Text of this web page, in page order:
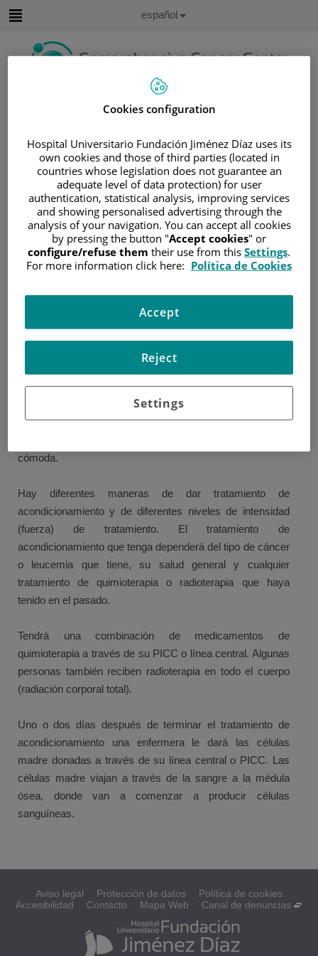
contenido
Buscar
Selector
de
idioma
Idioma
Español
Inicio/ÁREA DEL PACIENTE
/SOBRE EL CÁNCER
/INFORMACIÓN Y SOPORTE AL PACIENTE
/INFORMACIÓN GENERAL/TRATAMIENTO
TRASPLANTE DE CÉLULAS MADRE Y
MÉDULA ÓSEA
/TRASPLANTE ALOGÉNICO
Lo que conlleva el tratamiento
Antes de un trasplante de células madre de un donante, se
células del donante. Esto se conoce como tratamiento de
acondicionamiento. Va a ir al hospital alrededor de una
semana antes de la fecha del trasplante. Se le dará
cómoda.
Hay diferentes maneras de dar tratamiento de
acondicionamiento y de diferentes niveles de intensidad
(fuerza) de tratamiento. El tratamiento de
acondicionamiento que tenga dependerá del tipo de cáncer
o leucemia que tiene, su salud general y cualquier
tratamiento de quimioterapia o radioterapia que haya
tenido en el pasado.
Tendrá una combinación de medicamentos de
quimioterapia a través de su PICC o línea central. Algunas
personas también reciben radioterapia en todo el cuerpo
(radiación corporal total).
Uno o dos días después de terminar el tratamiento de
acondicionamiento una enfermera le dará las células
madre donadas a través de su línea central o PICC. Las
células madre viajan a través de la sangre a la médula
ósea, donde van a comenzar a producir células
sanguíneas.
Aviso legal Protección de datos
Política de cookies
Accesibilidad
Contacto Mapa Web Canal de denuncias
Cookies configuration
Hospital Universitario Fundación Jiménez Díaz uses its
own cookies and those of third parties (located in
countries whose legislation does not guarantee an
adequate level of data protection) for user
authentication, statistical analysis, improving services
and showing personalised advertising through the
analysis of your navigation. You can accept all cookies
by pressing the button "Accept cookies" or
configure/refuse them their use from this Settings.
For more information click here: Política de Cookies
Settings
Reject
Accept